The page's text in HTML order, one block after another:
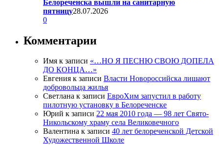
Белореченска вышли на санитарную
пятницу28.07.2026
0
Комментарии
Имя к записи «…НО Я ПЕСНЮ СВОЮ ДОПЕЛА
ДО КОНЦА…»
Евгения к записи Власти Новороссийска лишают
добровольца жилья
Светлана к записи ЕвроХим запустил в работу
пилотную установку в Белореченске
Юрий к записи 22 мая 2010 года — 98 лет Свято-
Никольскому храму села Великовечного
Валентина к записи 40 лет белореченской Детской
Художественной Школе